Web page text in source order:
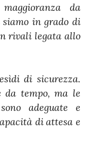
da
siamo in grado di
rivali legata allo
di sicurezza.
tempo, ma le
adeguate e
di attesa e